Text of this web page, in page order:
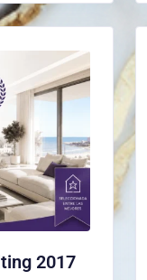
2017